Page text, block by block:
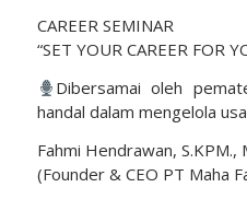
CAREER SEMINAR
“SET YOUR CAREER FOR
Dibersamai oleh
handal dalam mengelola
Fahmi Hendrawan, S.KPM.,
(Founder & CEO PT Maha